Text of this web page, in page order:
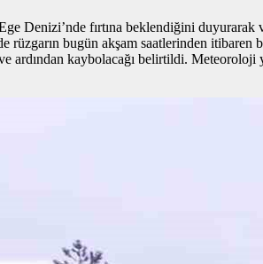
Denizi’nde fırtına beklendiğini
rüzgarın bugün akşam saatlerinden
ardından kaybolacağı belirtildi.